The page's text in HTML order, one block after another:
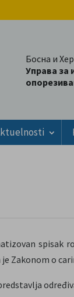
Босна и
Управа за
spisak
Zakonom o